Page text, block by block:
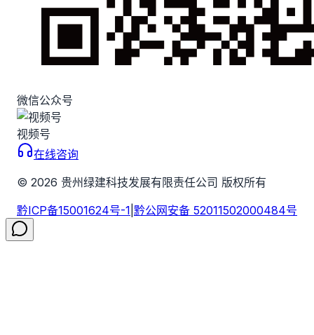
微信公众号
视频号
在线咨询
© 2026 贵州绿建科技发展有限责任公司 版权所有
黔ICP备15001624号-1 黔公网安备 52011502000484号